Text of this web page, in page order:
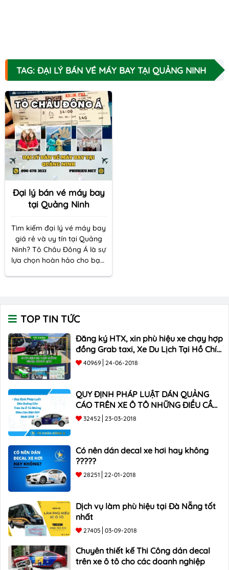
TAG: ĐẠI LÝ BÁN VÉ MÁY BAY TẠI QUẢNG NINH
Đại lý bán vé máy bay
tại Quảng Ninh
Tìm kiếm đại lý vé máy bay
giá rẻ và uy tín tại Quảng
Ninh? Tô Châu Đông Á là sự
lựa chọn hoàn hảo cho bạn.
chuyến đi của bạn diễn ra
suôn sẻ và tiết kiệm.
TOP TIN TỨC
Đăng ký HTX, xin phù hiệu xe chạy hợp
đồng Grab taxi, Xe Du Lịch Tại Hồ Chí
Minh Giá Rẻ
40969 24-06-2018
QUY ĐỊNH PHÁP LUẬT DÁN QUẢNG
CÁO TRÊN XE Ô TÔ NHỮNG ĐIỀU CẦN
BIẾT mới nhất 2018 ???
32452 23-03-2018
Có nên dán decal xe hơi hay không
?????
28251 22-01-2018
Dịch vụ làm phù hiệu tại Đà Nẵng tốt
nhất
27405 03-09-2018
Chuyên thiết kế Thi Công dán decal
trên xe ô tô cho các doanh nghiệp